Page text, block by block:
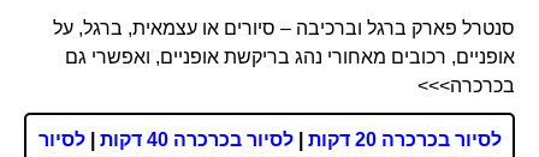
סנטרל פארק ברגל וברכיבה – סיורים או עצמאית, ברגל, על
אופניים, רכובים מאחורי נהג בריקשת אופניים, ואפשרי גם
בכרכרה>>>
לסיור בכרכרה 20 דקות |לסיור בכרכרה 40 דקות |לסיור